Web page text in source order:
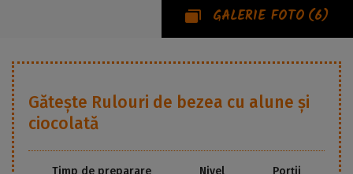
GALERIE FOTO (6)
Gătește Rulouri de bezea cu alune și
ciocolată